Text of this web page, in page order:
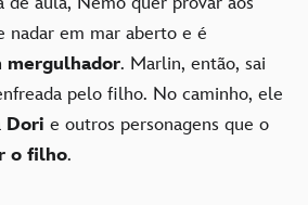
nadar em mar aberto e é
mergulhador. Marlin, então, sai
pelo filho. No caminho, ele
Dori e outros personagens que o
o filho.